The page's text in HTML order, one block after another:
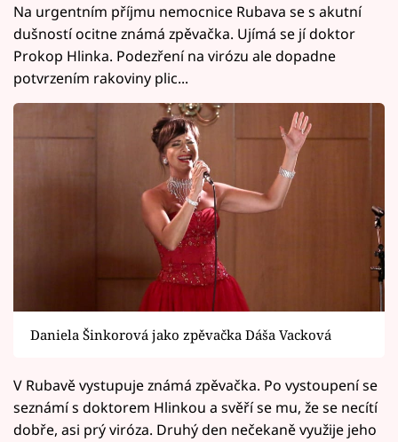
Na urgentním příjmu nemocnice Rubava se s akutní
dušností ocitne známá zpěvačka. Ujímá se jí doktor
Prokop Hlinka. Podezření na virózu ale dopadne
potvrzením rakoviny plic...
Daniela Šinkorová jako zpěvačka Dáša Vacková
V Rubavě vystupuje známá zpěvačka. Po vystoupení se
seznámí s doktorem Hlinkou a svěří se mu, že se necítí
dobře, asi prý viróza. Druhý den nečekaně využije jeho